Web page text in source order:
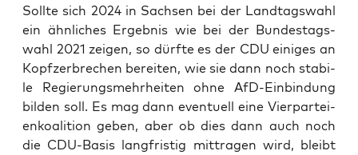
Soll­te sich 2024 in Sach­sen bei der Land­tags­wahl
ein ähn­li­ches Ergeb­nis wie bei der Bun­des­tags­
wahl 2021 zei­gen, so dürf­te es der CDU eini­ges an
Kopf­zer­bre­chen berei­ten, wie sie dann noch sta­bi­
le Regie­rungs­mehr­hei­ten ohne AfD-Ein­bin­dung
bil­den soll. Es mag dann even­tu­ell eine Vier­par­tei­
en­ko­ali­ti­on geben, aber ob dies dann auch noch
die CDU-Basis lang­fris­tig mit­tra­gen wird, bleibt